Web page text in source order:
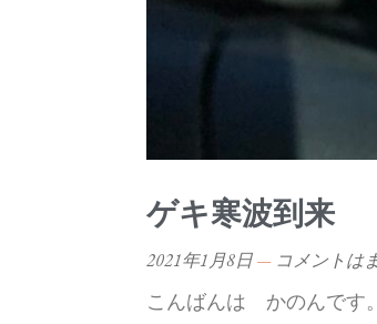
ゲキ寒波到来
2021年1月8日
コメントは
こんばんは かのんです